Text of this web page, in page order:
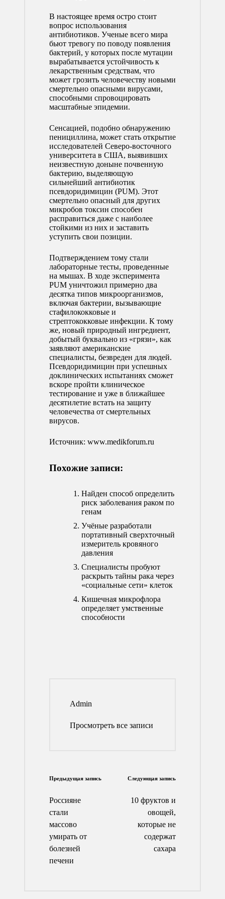
В настоящее время остро стоит
вопрос использования
антибиотиков. Ученые всего мира
бьют тревогу по поводу появления
бактерий, у которых после мутации
вырабатывается устойчивость к
лекарственным средствам, что
может грозить человечеству новыми
смертельно опасными вирусами,
способными спровоцировать
масштабные эпидемии.
Сенсацией, подобно обнаружению
пенициллина, может стать открытие
исследователей Северо-восточного
университета в США, выявивших
неизвестную доныне почвенную
бактерию, выделяющую
сильнейший антибиотик
псевдоридимицин (PUM). Этот
смертельно опасный для других
микробов токсин способен
расправиться даже с наиболее
стойкими из них и заставить
уступить свои позиции.
Подтверждением тому стали
лабораторные тесты, проведенные
на мышах. В ходе эксперимента
PUM уничтожил примерно два
десятка типов микроорганизмов,
включая бактерии, вызывающие
стафилококковые и
стрептококковые инфекции. К тому
же, новый природный ингредиент,
добытый буквально из «грязи», как
заявляют американские
специалисты, безвреден для людей.
Псевдоридимицин при успешных
доклинических испытаниях сможет
вскоре пройти клиническое
тестирование и уже в ближайшее
десятилетие встать на защиту
человечества от смертельных
вирусов.
Источник: www.medikforum.ru
Похожие записи:
Найден способ определить
риск заболевания раком по
генам
Учёные разработали
портативный сверхточный
измеритель кровяного
давления
Специалисты пробуют
раскрыть тайны рака через
«социальные сети» клеток
Кишечная микрофлора
определяет умственные
способности
Admin
Просмотреть все записи
Навигация
по
записям
Предыдущая запись
Россияне
стали
массово
умирать от
болезней
печени
Следующая запись
10 фруктов и
овощей,
которые не
содержат
сахара